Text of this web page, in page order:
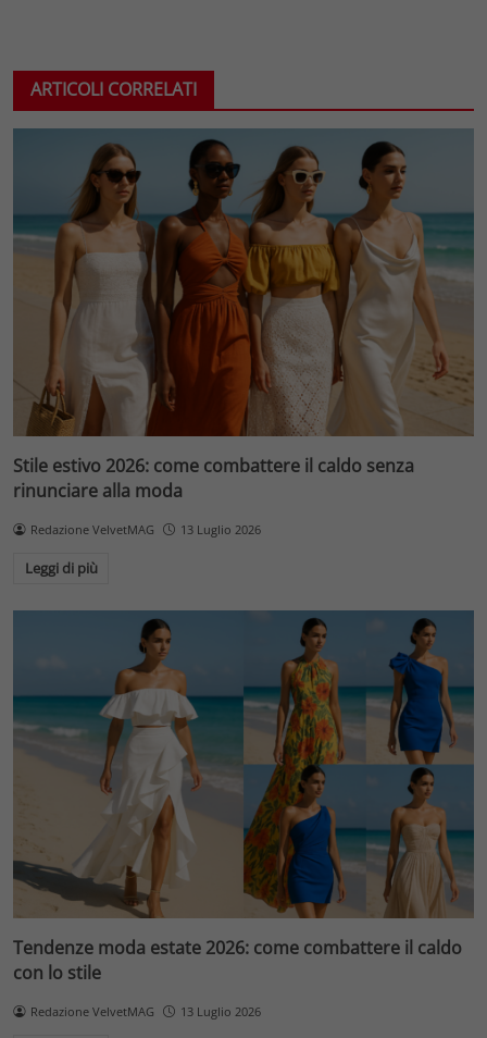
ARTICOLI CORRELATI
Stile estivo 2026: come combattere il caldo senza
rinunciare alla moda
Redazione VelvetMAG 13 Luglio 2026
Leggi di più
Tendenze moda estate 2026: come combattere il caldo
con lo stile
Redazione VelvetMAG 13 Luglio 2026